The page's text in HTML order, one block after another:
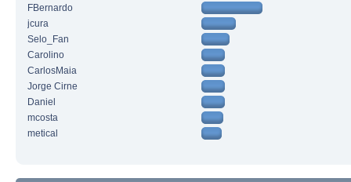
FBernardo
jcura
Selo_Fan
Carolino
CarlosMaia
Jorge Cirne
Daniel
mcosta
metical